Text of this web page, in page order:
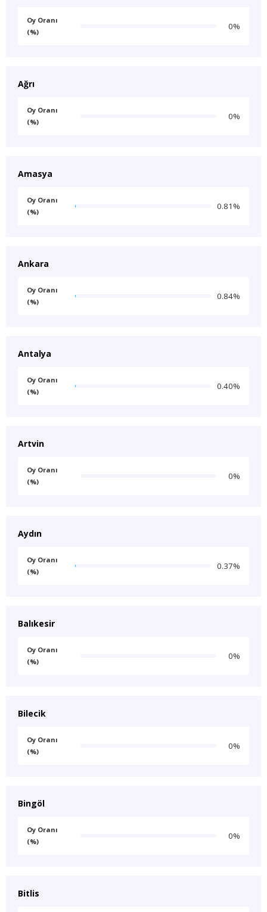
Oy Oranı
(%)
0%
Ağrı
Oy Oranı
(%)
0%
Amasya
Oy Oranı
(%)
0.81%
Ankara
Oy Oranı
(%)
0.84%
Antalya
Oy Oranı
(%)
0.40%
Artvin
Oy Oranı
(%)
0%
Aydın
Oy Oranı
(%)
0.37%
Balıkesir
Oy Oranı
(%)
0%
Bilecik
Oy Oranı
(%)
0%
Bingöl
Oy Oranı
(%)
0%
Bitlis